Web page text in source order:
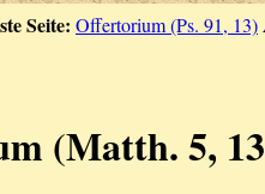
Seite: Offertorium (Ps. 91, 13)
(Matth. 5,